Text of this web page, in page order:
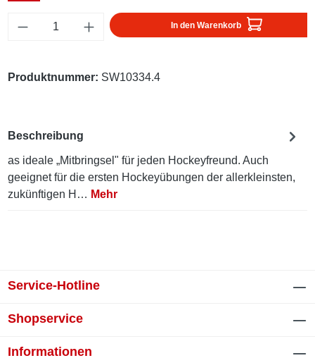
Produkt Anzahl: Gib den gewünschten
In den Warenkorb
Produktnummer: SW10334.4
Beschreibung
as ideale „Mitbringsel" für jeden Hockeyfreund. Auch
geeignet für die ersten Hockeyübungen der allerkleinsten,
zukünftigen H… Mehr
Service-Hotline
Shopservice
Informationen